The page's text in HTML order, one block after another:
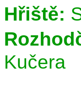
Hřiště:
Kučera